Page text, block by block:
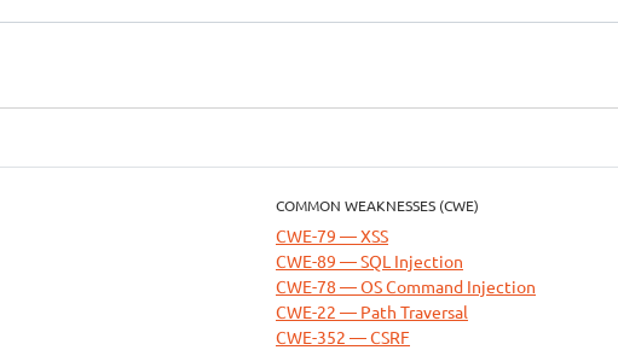
COMMON WEAKNESSES (CWE)
CWE-79 — XSS
CWE-89 — SQL Injection
CWE-78 — OS Command Injection
CWE-22 — Path Traversal
CWE-352 — CSRF